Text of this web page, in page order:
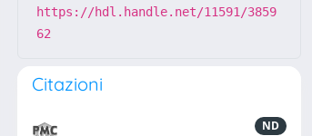
https://hdl.handle.net/11591/3859
62
Citazioni
ND